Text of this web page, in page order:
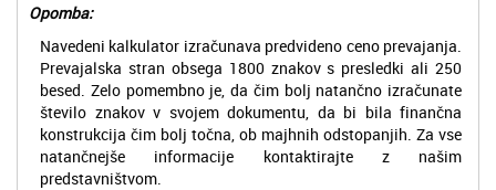
Opomba:
Navedeni kalkulator izračunava predvideno ceno prevajanja.
Prevajalska stran obsega 1800 znakov s presledki ali 250
besed. Zelo pomembno je, da čim bolj natančno izračunate
število znakov v svojem dokumentu, da bi bila finančna
konstrukcija čim bolj točna, ob majhnih odstopanjih. Za vse
natančnejše informacije kontaktirajte z našim
predstavništvom.